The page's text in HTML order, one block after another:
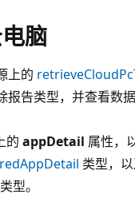
脑
上的
告类型，并查看数据
的 appDetail 属性，
类型，
类型。